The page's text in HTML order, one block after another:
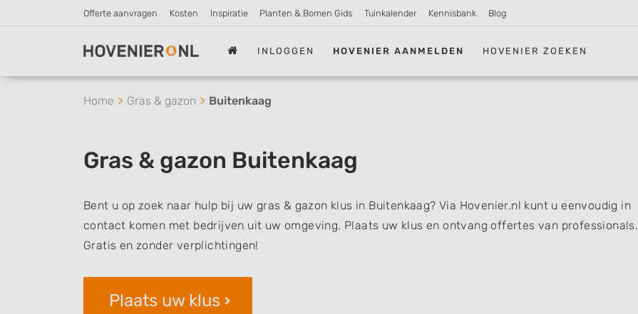
Offerte aanvragen Kosten Inspiratie Planten & Bomen Gids Tuinkalender Kennisbank Blog
INLOGGEN HOVENIER AANMELDEN HOVENIER ZOEKEN
Home Gras & gazon Buitenkaag
Gras & gazon Buitenkaag
Bent u op zoek naar hulp bij uw gras & gazon klus in Buitenkaag? Via Hovenier.nl kunt u eenvoudig in
contact komen met bedrijven uit uw omgeving. Plaats uw klus en ontvang offertes van professionals.
Gratis en zonder verplichtingen!
Plaats uw klus